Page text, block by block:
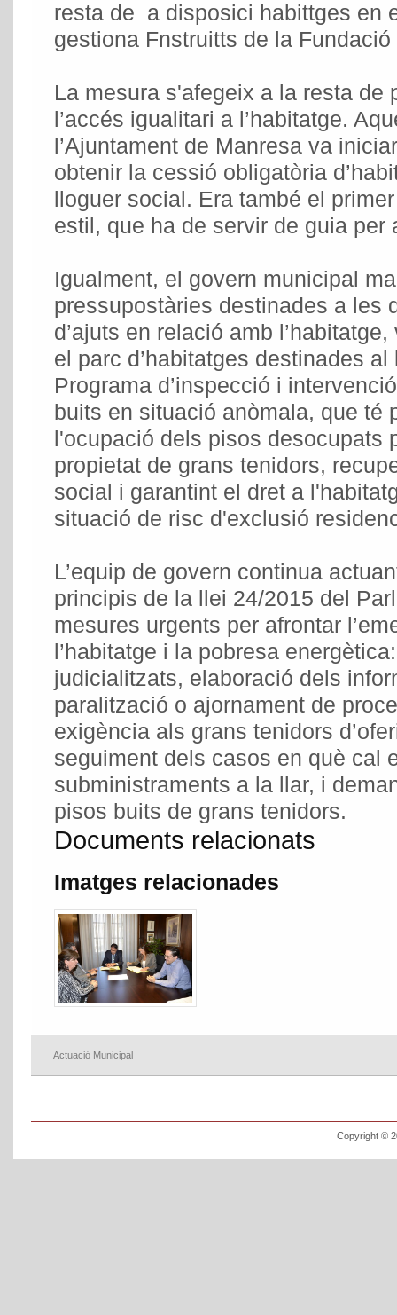
resta de a disposici habittges en
gestiona Fnstruitts de la
La mesura s'afegeix a la resta de
l’accés igualitari a l’habitatge.
l’Ajuntament de Manresa va
obtenir la cessió obligatòria
lloguer social. Era també el
estil, que ha de servir de guia per
Igualment, el govern municipal
pressupostàries destinades a les
d’ajuts en relació amb
el parc d’habitatges destinades
Programa d’inspecció i
buits en situació anòmala, que té
l'ocupació dels pisos desocupats
propietat de grans tenidors,
social i garantint el dret a
situació de risc d'exclusió
L’equip de govern continua
principis de la llei 24/2015 del
mesures urgents per afrontar
l’habitatge i la pobresa
judicialitzats, elaboració dels
paralització o ajornament de
exigència als grans tenidors
seguiment dels casos en què cal
subministraments a la llar, i
pisos buits de grans tenidors.
Documents relacionats
Imatges relacionades
Actuació Municipal
Copyright ©